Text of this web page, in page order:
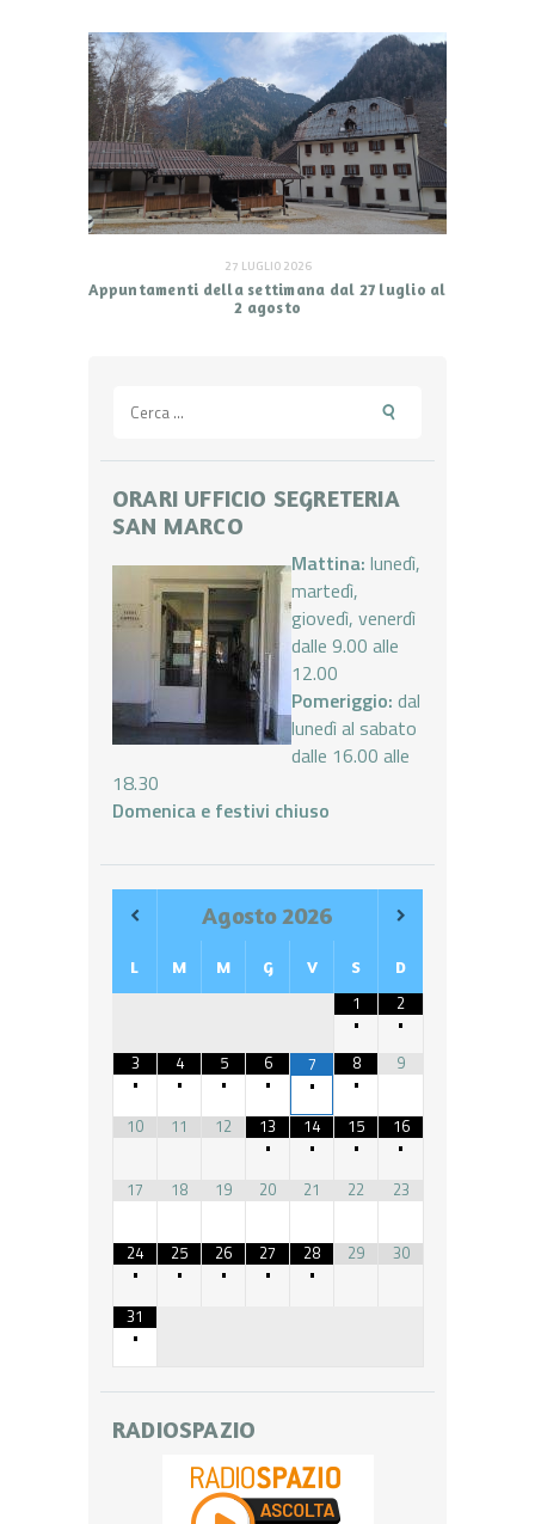
27 LUGLIO 2026
Appuntamenti della settimana dal 27 luglio al
2 agosto
per:
ORARI UFFICIO SEGRETERIA
SAN MARCO
Mattina: lunedì,
martedì,
giovedì, venerdì
dalle 9.00 alle
12.00
Pomeriggio: dal
lunedì al sabato
dalle 16.00 alle
18.30
Domenica e festivi chiuso
Agosto2026
L M M G V S D
1
•
2
•
3
•
4
•
5
•
6
•
7
•
8
•
9
10 11 12
13
•
14
•
15
•
16
•
17
18 19 20 21 22 23
24
•
25
•
26
•
27
•
28
•
29 30
31
•
RADIOSPAZIO